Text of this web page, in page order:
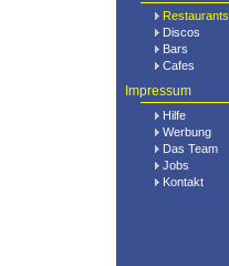
Restaurants
Discos
Bars
Cafes
Impressum
Hilfe
Werbung
Das Team
Jobs
Kontakt